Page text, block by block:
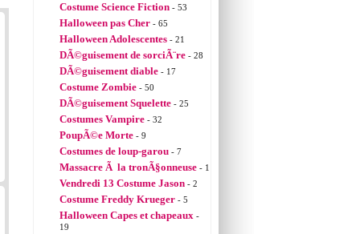
Costume Science Fiction - 53
Halloween pas Cher - 65
Halloween Adolescentes - 21
DÃ©guisement de sorciÃ¨re - 28
DÃ©guisement diable - 17
Costume Zombie - 50
DÃ©guisement Squelette - 25
Costumes Vampire - 32
PoupÃ©e Morte - 9
Costumes de loup-garou - 7
Massacre Ã la tronÃ§onneuse - 1
Vendredi 13 Costume Jason - 2
Costume Freddy Krueger - 5
Halloween Capes et chapeaux -
19